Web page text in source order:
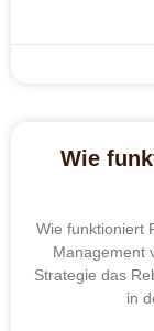
Wie
Wie funktioniert
Management
Strategie das
in